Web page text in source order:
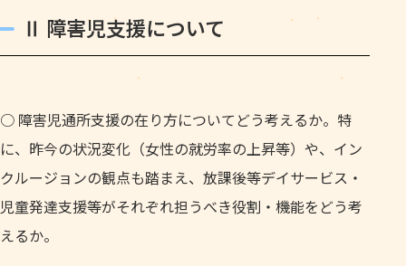
Ⅱ 障害児支援について
○ 障害児通所支援の在り方についてどう考えるか。特
に、昨今の状況変化（女性の就労率の上昇等）や、イン
クルージョンの観点も踏まえ、放課後等デイサービス・
児童発達支援等がそれぞれ担うべき役割・機能をどう考
えるか。